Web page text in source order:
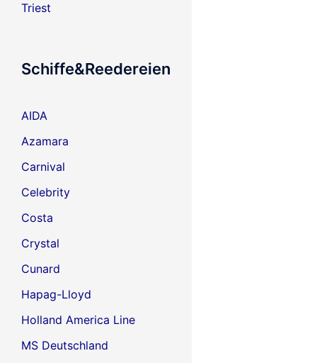
Triest
Schiffe&Reedereien
AIDA
Azamara
Carnival
Celebrity
Costa
Crystal
Cunard
Hapag-Lloyd
Holland America Line
MS Deutschland